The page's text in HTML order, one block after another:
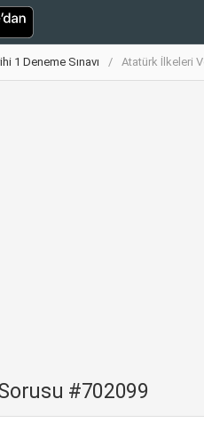
1 Deneme Sınavı Atatürk İlkeleri
#702099